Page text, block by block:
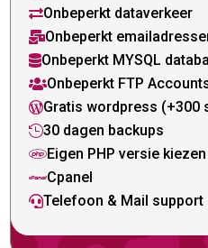
Onbeperkt dataverkeer
Onbeperkt
Onbeperkt MYSQL
Onbeperkt FTP
Gratis wordpress (+300
30 dagen backups
Eigen PHP versie
Cpanel
Telefoon & Mail support